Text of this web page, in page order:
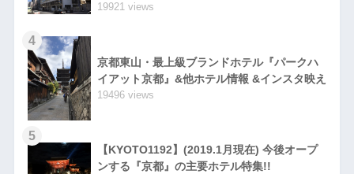
19921 views
4
京都東山・最上級ブランドホテル『パークハ
イアット京都』&他ホテル情報 &インスタ映え
19496 views
5
【KYOTO1192】(2019.1月現在) 今後オープ
ンする『京都』の主要ホテル特集!!